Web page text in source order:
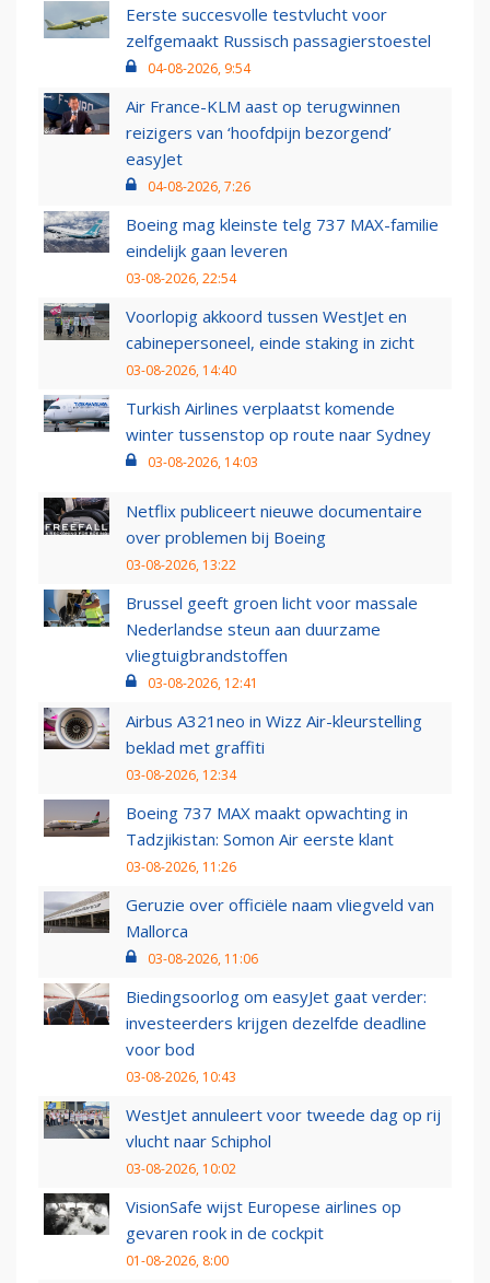
Eerste succesvolle testvlucht voor
zelfgemaakt Russisch passagierstoestel
04-08-2026, 9:54
Air France-KLM aast op terugwinnen
reizigers van ‘hoofdpijn bezorgend’
easyJet
04-08-2026, 7:26
Boeing mag kleinste telg 737 MAX-familie
eindelijk gaan leveren
03-08-2026, 22:54
Voorlopig akkoord tussen WestJet en
cabinepersoneel, einde staking in zicht
03-08-2026, 14:40
Turkish Airlines verplaatst komende
winter tussenstop op route naar Sydney
03-08-2026, 14:03
Netflix publiceert nieuwe documentaire
over problemen bij Boeing
03-08-2026, 13:22
Brussel geeft groen licht voor massale
Nederlandse steun aan duurzame
vliegtuigbrandstoffen
03-08-2026, 12:41
Airbus A321neo in Wizz Air-kleurstelling
beklad met graffiti
03-08-2026, 12:34
Boeing 737 MAX maakt opwachting in
Tadzjikistan: Somon Air eerste klant
03-08-2026, 11:26
Geruzie over officiële naam vliegveld van
Mallorca
03-08-2026, 11:06
Biedingsoorlog om easyJet gaat verder:
investeerders krijgen dezelfde deadline
voor bod
03-08-2026, 10:43
WestJet annuleert voor tweede dag op rij
vlucht naar Schiphol
03-08-2026, 10:02
VisionSafe wijst Europese airlines op
gevaren rook in de cockpit
01-08-2026, 8:00